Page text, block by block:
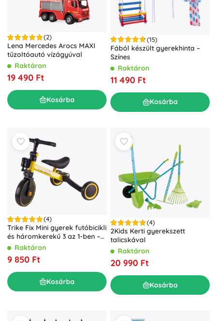
(2)
Lena Mercedes Arocs MAXI
tűzoltóautó vízágyúval
Raktáron
19 490 Ft
Kosárba
(15)
Fából készült gyerekhinta –
Színes
Raktáron
11 490 Ft
Kosárba
(4)
Trike Fix Mini gyerek futóbicikli
és háromkerekű 3 az 1-ben –
sárga
Raktáron
9 850 Ft
Kosárba
(4)
2Kids Kerti gyerekszett
talicskával
Raktáron
20 990 Ft
Kosárba